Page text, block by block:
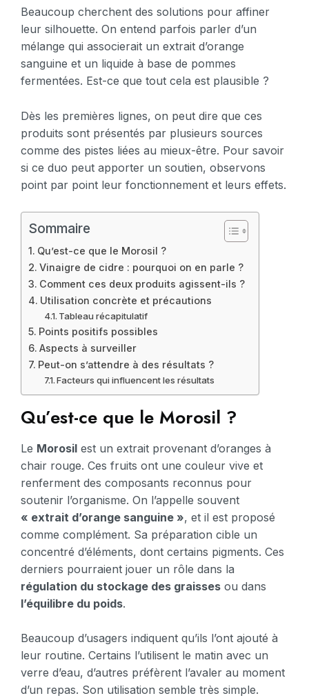
Beaucoup cherchent des solutions pour affiner
leur silhouette. On entend parfois parler d’un
mélange qui associerait un extrait d’orange
sanguine et un liquide à base de pommes
fermentées. Est-ce que tout cela est plausible ?
Dès les premières lignes, on peut dire que ces
produits sont présentés par plusieurs sources
comme des pistes liées au mieux-être. Pour savoir
si ce duo peut apporter un soutien, observons
point par point leur fonctionnement et leurs effets.
Sommaire
Qu’est-ce que le Morosil ?
Vinaigre de cidre : pourquoi on en parle ?
Comment ces deux produits agissent-ils ?
Utilisation concrète et précautions
Tableau récapitulatif
Points positifs possibles
Aspects à surveiller
Peut-on s’attendre à des résultats ?
Facteurs qui influencent les résultats
Qu’est-ce que le Morosil ?
Le Morosil est un extrait provenant d’oranges à
chair rouge. Ces fruits ont une couleur vive et
renferment des composants reconnus pour
soutenir l’organisme. On l’appelle souvent
« extrait d’orange sanguine », et il est proposé
comme complément. Sa préparation cible un
concentré d’éléments, dont certains pigments. Ces
derniers pourraient jouer un rôle dans la
régulation du stockage des graisses ou dans
l’équilibre du poids.
Beaucoup d’usagers indiquent qu’ils l’ont ajouté à
leur routine. Certains l’utilisent le matin avec un
verre d’eau, d’autres préfèrent l’avaler au moment
d’un repas. Son utilisation semble très simple.